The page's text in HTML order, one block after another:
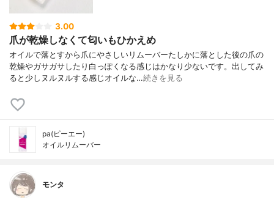
3.00
爪が乾燥しなくて匂いもひかえめ
オイルで落とすから爪にやさしいリムーバーたしかに落とした後の爪の
乾燥やガサガサしたり白っぽくなる感じはかなり少ないです。出してみ
ると少しヌルヌルする感じオイルな…続きを見る
pa(ピーエー)
オイルリムーバー
モンタ